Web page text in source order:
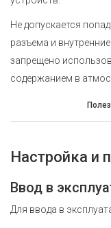
Не допускается
разъема и
запрещено
содержанием в
Настройка и
Ввод в
Для ввода в